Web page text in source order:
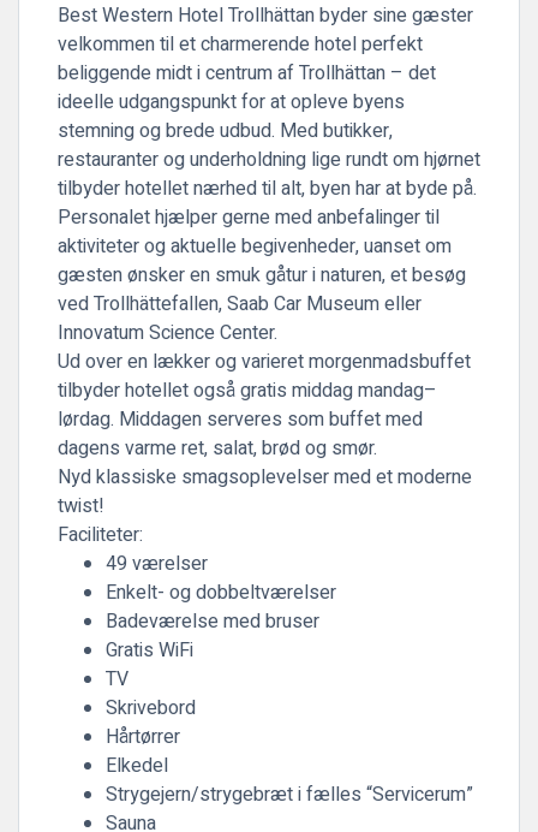
Best Western Hotel Trollhättanbyder sine gæster
velkommen til et charmerende hotel perfekt
beliggende midt i centrum af Trollhättan – det
ideelle udgangspunkt for at opleve byens
stemning og brede udbud. Med butikker,
restauranter og underholdning lige rundt om hjørnet
tilbyder hotellet nærhed til alt, byen har at byde på.
Personalet hjælper gerne med anbefalinger til
aktiviteter og aktuelle begivenheder, uanset om
gæsten ønsker en smuk gåtur i naturen, et besøg
ved Trollhättefallen, Saab Car Museum eller
Innovatum Science Center.
Ud over en lækker og varieret morgenmadsbuffet
tilbyder hotellet også gratis middag mandag–
lørdag. Middagen serveres som buffet med
dagens varme ret, salat, brød og smør.
Nyd klassiske smagsoplevelser med et moderne
twist!
Faciliteter:
49 værelser
Enkelt- og dobbeltværelser
Badeværelse med bruser
Gratis WiFi
TV
Skrivebord
Hårtørrer
Elkedel
Strygejern/strygebræt i fælles “Servicerum”
Sauna